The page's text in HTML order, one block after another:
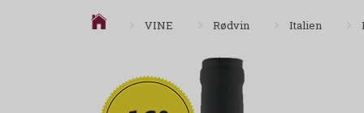
VINE Rødvin Italien